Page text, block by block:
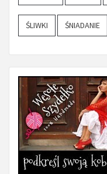
ŚLIWKI ŚNIADANIE